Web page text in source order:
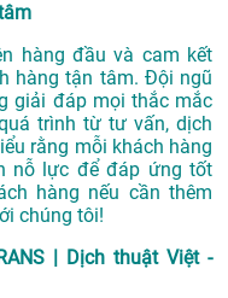
hàng đầu và cam kết
hàng tận tâm. Đội ngũ
giải đáp mọi thắc mắc
trình từ tư vấn, dịch
rằng mỗi khách hàng
nỗ lực để đáp ứng tốt
hàng nếu cần thêm
chúng tôi!
| Dịch thuật Việt -